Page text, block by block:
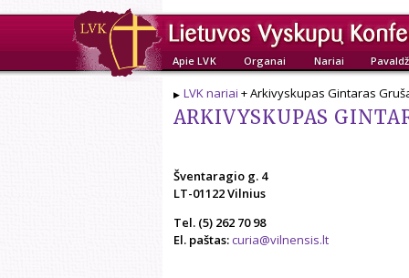
Apie LVK Organai Nariai
LVK nariai + Arkivyskupas Gintaras
ARKIVYSKUPAS
Šventaragio g. 4
LT-01122 Vilnius
Tel. (5) 262 70 98
El. paštas:curia@vilnensis.lt